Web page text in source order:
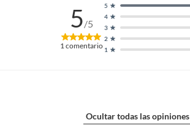
5/5
1comentario 1
2
3
4
5
Ocultar todas las opiniones